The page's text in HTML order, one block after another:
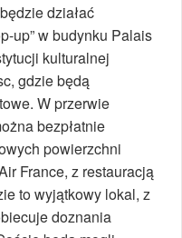
działać
up” w budynku Palais
kulturalnej
gdzie będą
W przerwie
bezpłatnie
powierzchni
France, z restauracją
to wyjątkowy lokal, z
doznania